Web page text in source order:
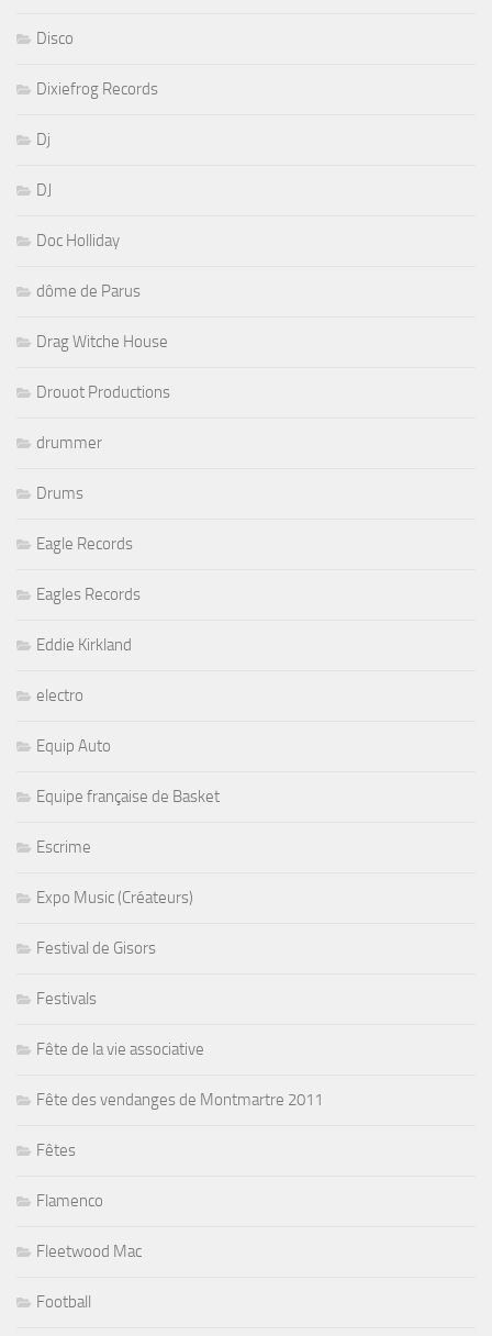
Disco
Dixiefrog Records
Dj
DJ
Doc Holliday
dôme de Parus
Drag Witche House
Drouot Productions
drummer
Drums
Eagle Records
Eagles Records
Eddie Kirkland
electro
Equip Auto
Equipe française de Basket
Escrime
Expo Music (Créateurs)
Festival de Gisors
Festivals
Fête de la vie associative
Fête des vendanges de Montmartre 2011
Fêtes
Flamenco
Fleetwood Mac
Football